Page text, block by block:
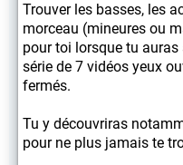
Trouver les basses, les
morceau (mineures ou
pour toi lorsque tu
série de 7 vidéos yeux
fermés.
Tu y découvriras
pour ne plus jamais te